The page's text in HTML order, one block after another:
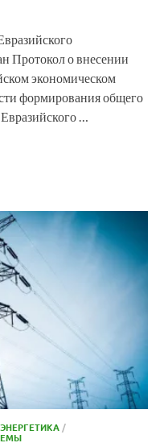
Протокол о внесении
экономическом
формирования общего
…
/